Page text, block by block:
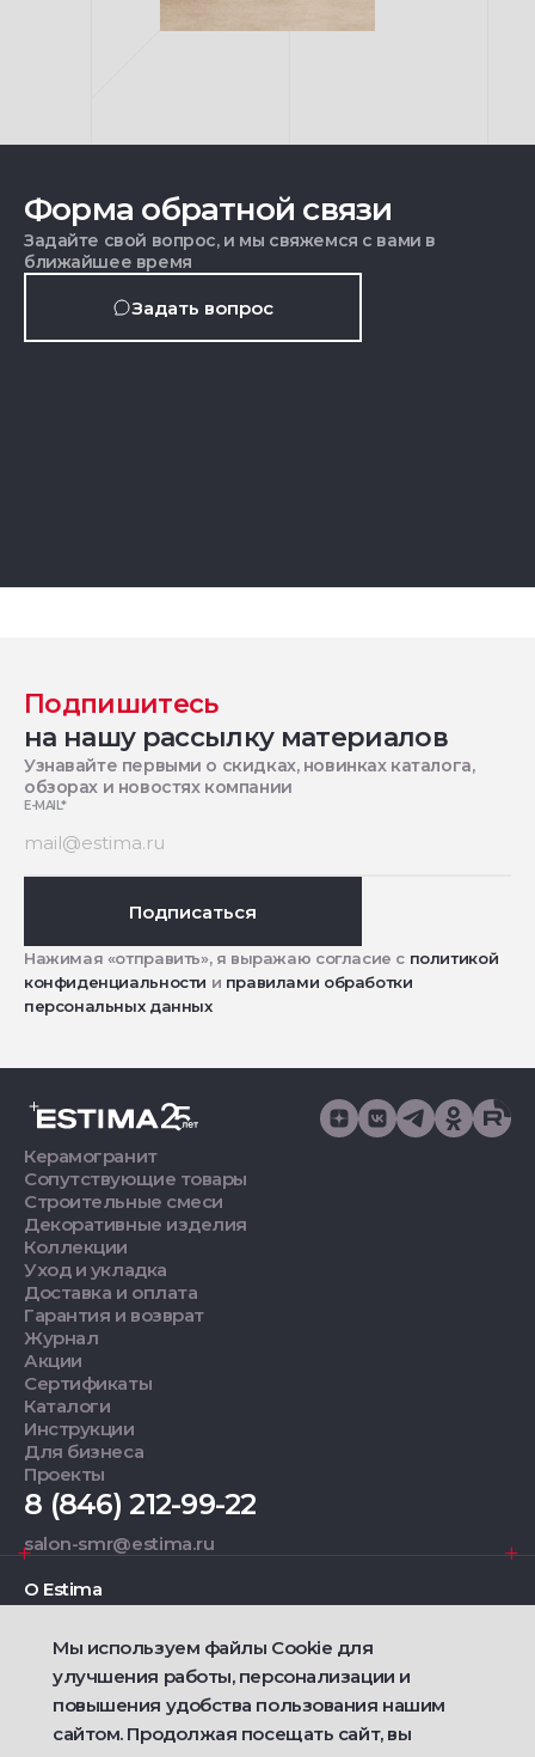
Форма обратной связи
Задайте свой вопрос, и мы свяжемся с вами в
ближайшее время
Задать вопрос
Подпишитесь
на нашу рассылку материалов
Узнавайте первыми о скидках, новинках каталога,
обзорах и новостях компании
E-MAIL*
Подписаться
Нажимая «отправить», я выражаю согласие с политикой
конфиденциальности и правилами обработки
персональных данных
Керамогранит
Сопутствующие товары
Строительные смеси
Декоративные изделия
Коллекции
Уход и укладка
Доставка и оплата
Гарантия и возврат
Журнал
Акции
Сертификаты
Каталоги
Инструкции
Для бизнеса
Проекты
8 (846) 212-99-22
salon-smr@estima.ru
О Estima
Дизайнерам
Фирменные салоны
Мы используем файлы Cookie для
улучшения работы, персонализации и
повышения удобства пользования нашим
сайтом. Продолжая посещать сайт, вы